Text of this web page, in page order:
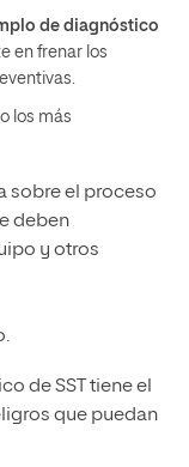
de diagnóstico
en frenar los
los más
sobre el proceso
deben
y otros
de SST tiene el
que puedan